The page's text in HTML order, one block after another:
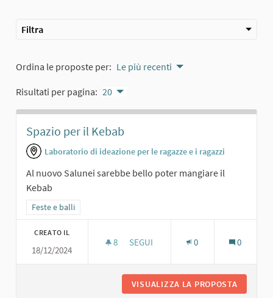
Filtra
Ordina le proposte per: Le più recenti
Risultati per pagina: 20
Spazio per il Kebab
Laboratorio di ideazione per le ragazze e i ragazzi
Al nuovo Salunei sarebbe bello poter mangiare il
Kebab
Filtra i risultati per categoria: Feste e balli
Feste e balli
CREATO IL
18/12/2024
8 8 SOSTENITORI
SEGUI 0 0
VISUALIZZA LA PROPOSTA